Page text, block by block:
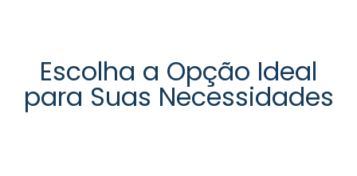
Escolha a Opção Ideal
para Suas Necessidades